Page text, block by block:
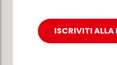
ISCRIVITI ALLA